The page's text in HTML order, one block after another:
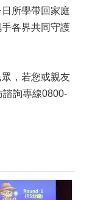
所學帶回家庭
各界共同守護
，若您或親友
諮詢專線0800-